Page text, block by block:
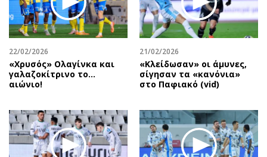
22/02/2026
«Χρυσός» Ολαγίνκα και
γαλαζοκίτρινο το…
αιώνιο!
21/02/2026
«Κλείδωσαν» οι άμυνες,
σίγησαν τα «κανόνια»
στο Παφιακό (vid)